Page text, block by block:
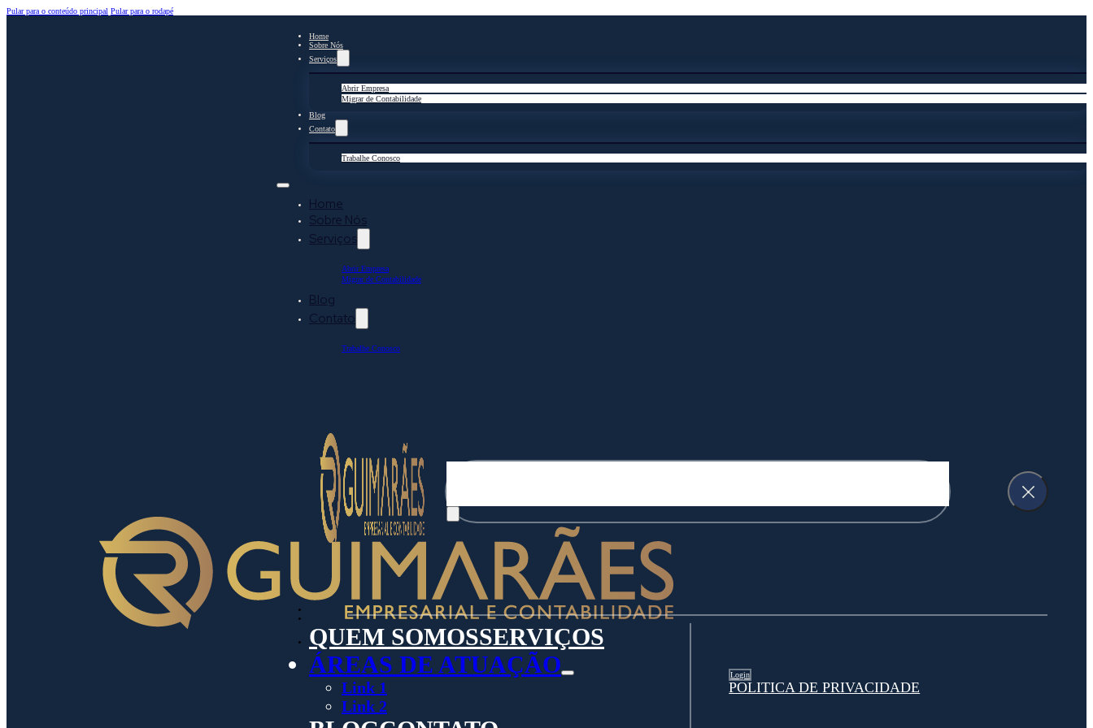
Pular para o conteúdo principal Pular para o rodapé
Home
Sobre Nós
Serviços
Abrir Empresa
Migrar de Contabilidade
Blog
Contato
Trabalhe Conosco
Home
Sobre Nós
Serviços
Abrir Empresa
Migrar de Contabilidade
Blog
Contato
Trabalhe Conosco
QUEM SOMOSSERVIÇOS
ÁREAS DE ATUAÇÃO
Link 1
Link 2
Login
POLITICA DE PRIVACIDADE